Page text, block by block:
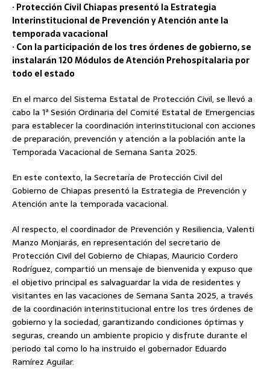
· Protección Civil Chiapas presentó la Estrategia
Interinstitucional de Prevención y Atención ante la
temporada vacacional
· Con la participación de los tres órdenes de gobierno, se
instalarán 120 Módulos de Atención Prehospitalaria por
todo el estado
En el marco del Sistema Estatal de Protección Civil, se llevó a
cabo la 1ª Sesión Ordinaria del Comité Estatal de Emergencias
para establecer la coordinación interinstitucional con acciones
de preparación, prevención y atención a la población ante la
Temporada Vacacional de Semana Santa 2025.
En este contexto, la Secretaría de Protección Civil del
Gobierno de Chiapas presentó la Estrategia de Prevención y
Atención ante la temporada vacacional.
Al respecto, el coordinador de Prevención y Resiliencia, Valenti
Manzo Monjarás, en representación del secretario de
Protección Civil del Gobierno de Chiapas, Mauricio Cordero
Rodríguez, compartió un mensaje de bienvenida y expuso que
el objetivo principal es salvaguardar la vida de residentes y
visitantes en las vacaciones de Semana Santa 2025, a través
de la coordinación interinstitucional entre los tres órdenes de
gobierno y la sociedad, garantizando condiciones óptimas y
seguras, creando un ambiente propicio y disfrute durante el
periodo tal como lo ha instruido el gobernador Eduardo
Ramírez Aguilar.